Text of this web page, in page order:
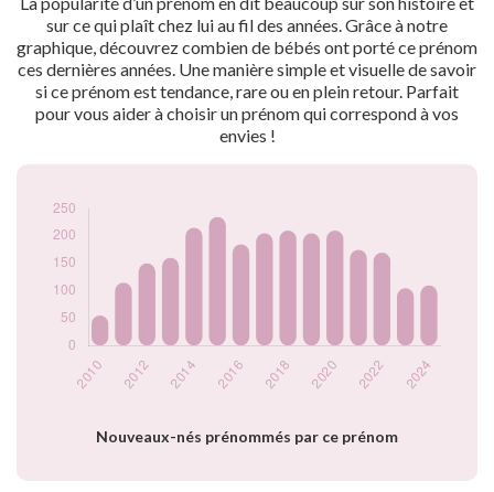
sur ce qui plaît chez lui au fil des années. Grâce à notre
graphique, découvrez combien de bébés ont porté ce prénom
ces dernières années. Une manière simple et visuelle de savoir
si ce prénom est tendance, rare ou en plein retour. Parfait
pour vous aider à choisir un prénom qui correspond à vos
envies !
Nouveaux-nés prénommés par ce prénom
Popularité du
2011
115
2012
150
2013
160
2014
215
2015
235
2019
205
2020
210
2021
175
2022
170
105
110